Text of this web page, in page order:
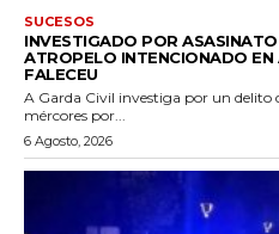
SUCESOS
INVESTIGADO POR
ATROPELO INTENCIONADO
FALECEU
A Garda Civil investiga por un delito
mércores por...
6 Agosto, 2026